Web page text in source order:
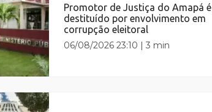
Promotor de Justiça do Amapá é
destituído por envolvimento em
corrupção eleitoral
06/08/2026 23:10 |3 min